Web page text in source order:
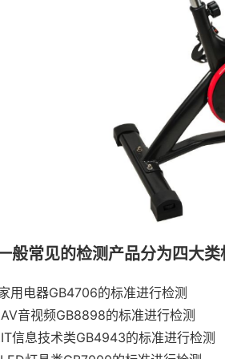
常见的检测产品分为四大类
电器GB4706的标准进行检测
视频GB8898的标准进行检测
息技术类GB4943的标准进行检测